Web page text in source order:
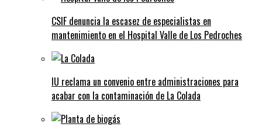
CSIF denuncia la escasez de especialistas en
mantenimiento en el Hospital Valle de Los Pedroches
IU reclama un convenio entre administraciones para
acabar con la contaminación de La Colada